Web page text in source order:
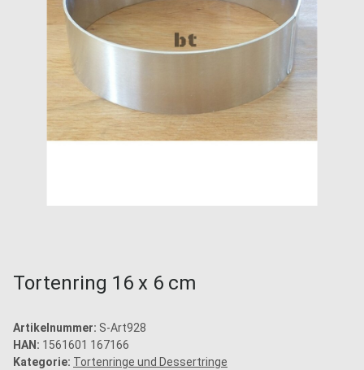
Tortenring 16 x 6 cm
Artikelnummer: S-Art928
HAN: 1561601 167166
Kategorie: Tortenringe und Dessertringe